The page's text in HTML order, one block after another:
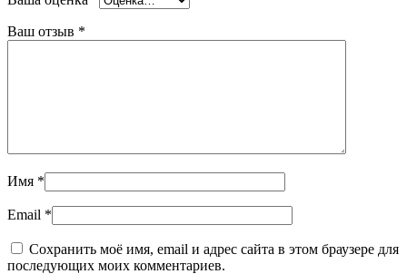
Ваш отзыв *
Имя *
Email *
Сохранить моё имя, email и адрес сайта в этом браузере для
последующих моих комментариев.